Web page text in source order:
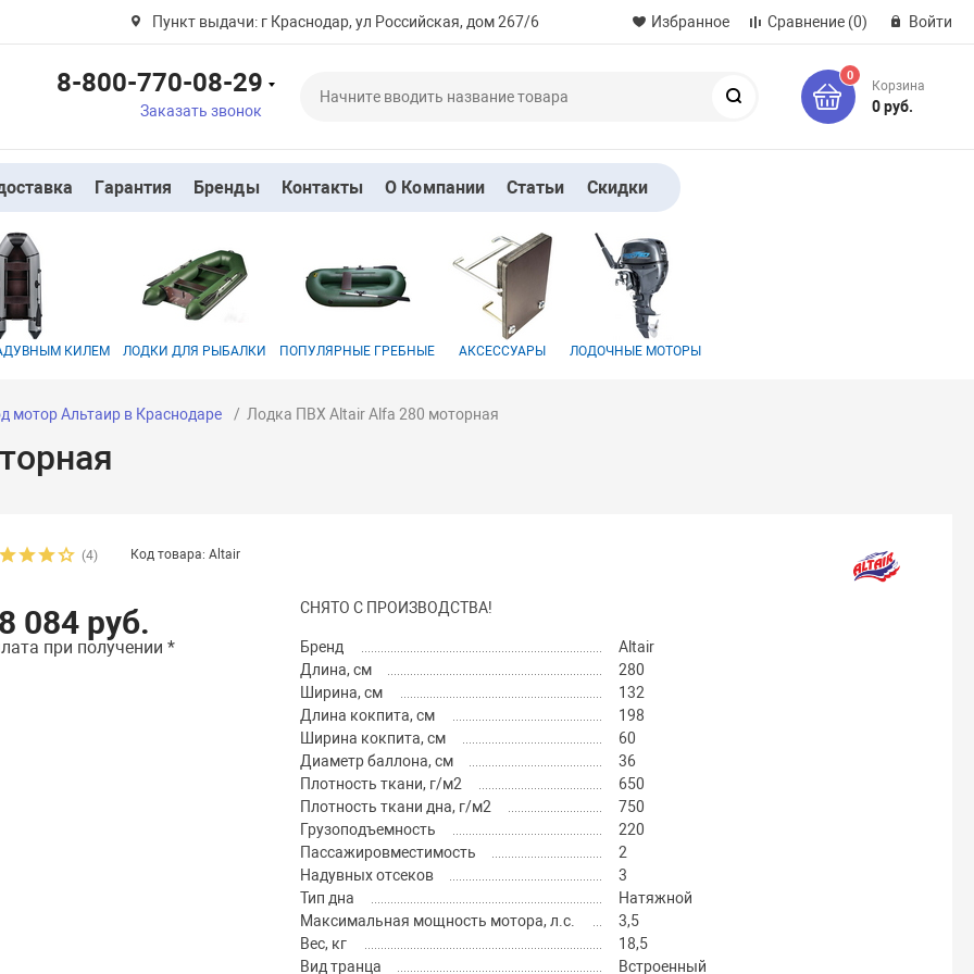
Пункт выдачи: г Краснодар, ул Российская, дом 267/6 Избранное Сравнение (0) Войти
8-800-770-08-29
Заказать звонок
0
Корзина
0 руб.
Гарантия Бренды Контакты О Компании Статьи Скидки
КИЛЕМ ЛОДКИ ДЛЯ РЫБАЛКИ ПОПУЛЯРНЫЕ ГРЕБНЫЕ АКСЕССУАРЫ ЛОДОЧНЫЕ МОТОРЫ
мотор Альтаир в Краснодаре Лодка ПВХ Altair Alfa 280 моторная
(4) Код товара: Altair
084 руб.
при получении *
СНЯТО С ПРОИЗВОДСТВА!
Бренд
Altair
Длина, см
280
Ширина, см
132
Длина кокпита, см
198
Ширина кокпита, см
60
Диаметр баллона, см
36
Плотность ткани, г/м2
650
Плотность ткани дна, г/м2
750
Грузоподъемность
220
Пассажировместимость
2
Надувных отсеков
3
Тип дна
Натяжной
Максимальная мощность мотора, л.с.
3,5
Вес, кг
18,5
Вид транца
Встроенный